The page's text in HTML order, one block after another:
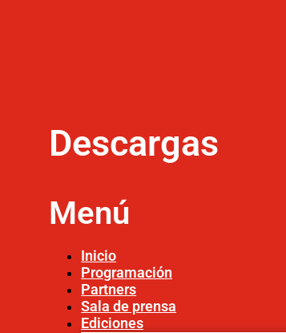
Descargas
Menú
Inicio
Programación
Partners
Sala de prensa
Ediciones